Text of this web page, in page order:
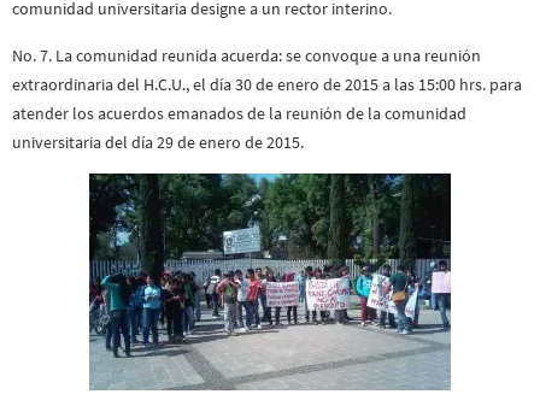
comunidad universitaria designe a un rector interino.
No. 7. La comunidad reunida acuerda: se convoque a una reunión
extraordinaria del H.C.U., el día 30 de enero de 2015 a las 15:00 hrs. para
atender los acuerdos emanados de la reunión de la comunidad
universitaria del día 29 de enero de 2015.